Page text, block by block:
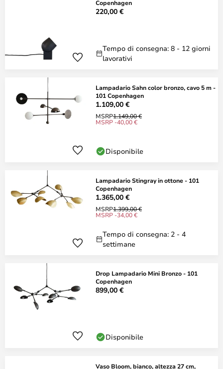
Copenhagen
220,00 €
Tempo di consegna: 8 - 12 giorni
lavorativi
Lampadario Sahn color bronzo, cavo 5 m -
101 Copenhagen
1.109,00 €
MSRP1.149,00 €
MSRP -40,00 €
Disponibile
Lampadario Stingray in ottone - 101
Copenhagen
1.365,00 €
MSRP1.399,00 €
MSRP -34,00 €
Tempo di consegna: 2 - 4
settimane
Drop Lampadario Mini Bronzo - 101
Copenhagen
899,00 €
Disponibile
Vaso Bloom, bianco, altezza 27 cm,